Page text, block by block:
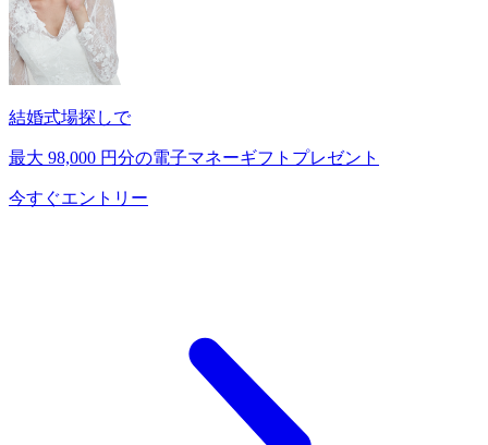
結婚式場探しで
最大 98,000 円分の電子マネーギフトプレゼント
今すぐエントリー